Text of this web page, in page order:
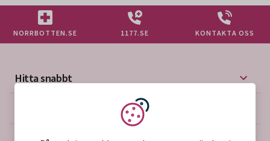
NORRBOTTEN.SE 1177.SE KONTAKTA OSS
Hitta snabbt
Mer på vårdgivarwebben
Vi använder kakor